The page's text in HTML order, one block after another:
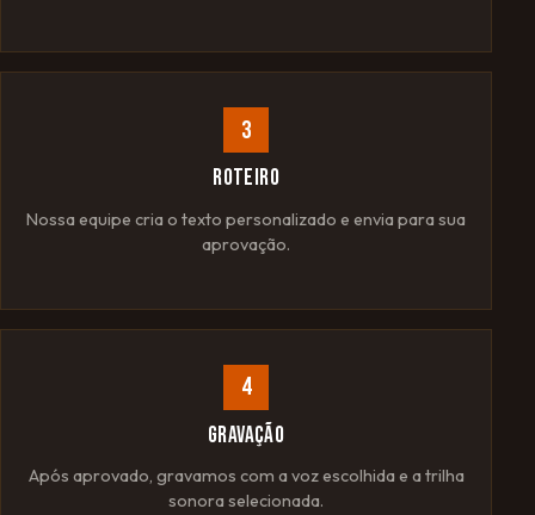
3
ROTEIRO
Nossa equipe cria o texto personalizado e envia para sua
aprovação.
4
GRAVAÇÃO
Após aprovado, gravamos com a voz escolhida e a trilha
sonora selecionada.